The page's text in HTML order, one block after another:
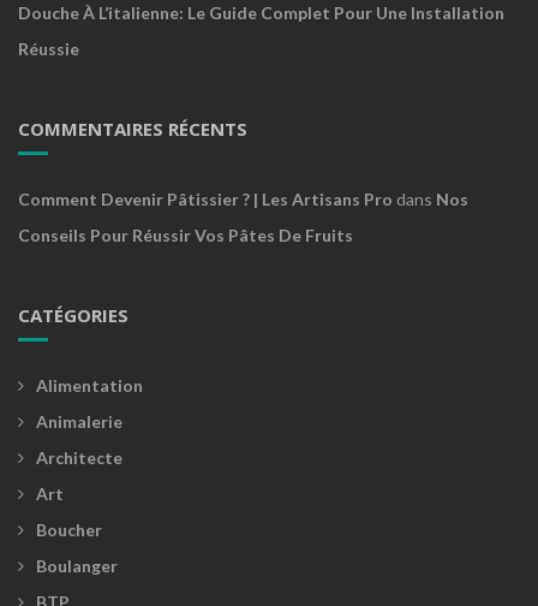
Douche À L’italienne: Le Guide Complet Pour Une Installation
Réussie
COMMENTAIRES RÉCENTS
Comment Devenir Pâtissier ? | Les Artisans Pro dans Nos
Conseils Pour Réussir Vos Pâtes De Fruits
CATÉGORIES
Alimentation
Animalerie
Architecte
Art
Boucher
Boulanger
BTP